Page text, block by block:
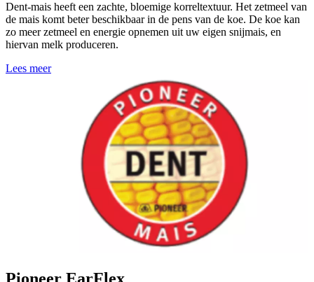
Dent-mais heeft een zachte, bloemige korreltextuur. Het zetmeel van
de mais komt beter beschikbaar in de pens van de koe. De koe kan
zo meer zetmeel en energie opnemen uit uw eigen snijmais, en
hiervan melk produceren.
Lees meer